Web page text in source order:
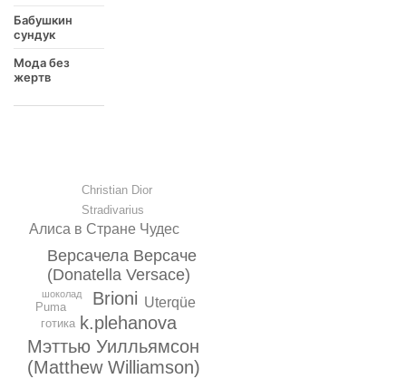
Бабушкин
сундук
Мода без
жертв
Мэттью Уилльямсон
(Matthew Williamson)
k.plehanova
Brioni
Версачела Версаче
(Donatella Versace)
Uterqüe
Алиса в Стране Чудес
Puma
готика
Stradivarius
Christian Dior
шоколад